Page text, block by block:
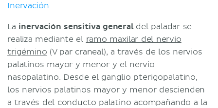
Inervación
La inervación sensitiva generaldel paladar se
realiza mediante el ramo maxilar del nervio
trigémino (V par craneal), a través de los nervios
palatinos mayor y menor y el nervio
nasopalatino. Desde el ganglio pterigopalatino,
los nervios palatinos mayor y menor descienden
a través del conducto palatino acompañando a la